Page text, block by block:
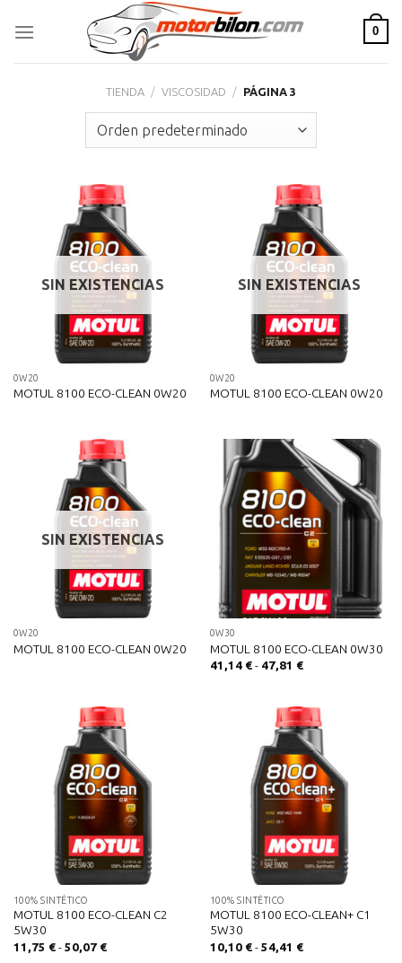
0
TIENDA / VISCOSIDAD / PÁGINA 3
SIN EXISTENCIAS
0W20
MOTUL 8100 ECO-CLEAN 0W20
SIN EXISTENCIAS
0W20
MOTUL 8100 ECO-CLEAN 0W20
SIN EXISTENCIAS
0W20
MOTUL 8100 ECO-CLEAN 0W20
0W30
MOTUL 8100 ECO-CLEAN 0W30
41,14 € - 47,81 €Rango
41,14 €
hasta
47,81 €
100% SINTÉTICO
MOTUL 8100 ECO-CLEAN C2
5W30
11,75 € - 50,07 €Rango
100% SINTÉTICO
MOTUL 8100 ECO-CLEAN+ C1
5W30
10,10 € - 54,41 €Rango